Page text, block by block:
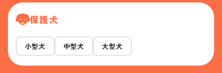
保護犬
小型犬 中型犬 大型犬